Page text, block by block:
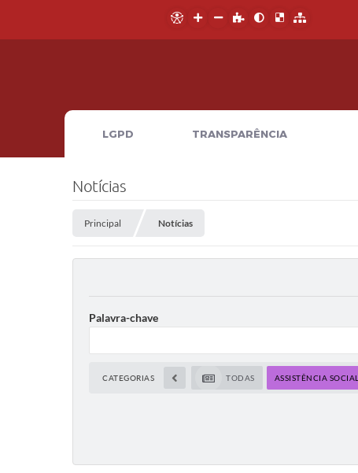
LGPD TRANSPARÊNCIA
Notícias
Principal Notícias
Palavra-chave
CATEGORIAS TODAS ASSISTÊNCIA SOCIAL